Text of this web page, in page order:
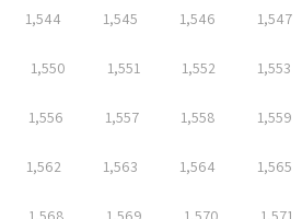
1,544 1,545 1,546 1,547
1,550 1,551 1,552 1,553
1,556 1,557 1,558 1,559
1,562 1,563 1,564 1,565